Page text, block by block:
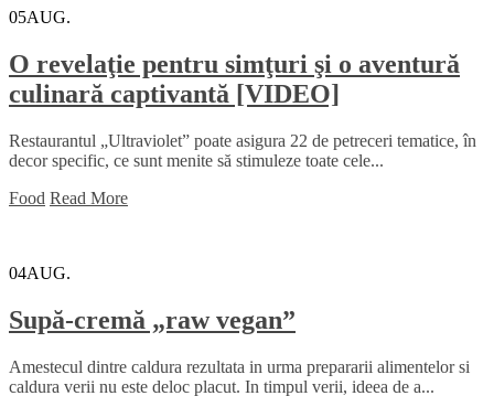
05AUG.
O revelaţie pentru simţuri şi o aventură
culinară captivantă [VIDEO]
Restaurantul „Ultraviolet” poate asigura 22 de petreceri tematice, în
decor specific, ce sunt menite să stimuleze toate cele...
Food Read More
04AUG.
Supă-cremă „raw vegan”
Amestecul dintre caldura rezultata in urma prepararii alimentelor si
caldura verii nu este deloc placut. In timpul verii, ideea de a...